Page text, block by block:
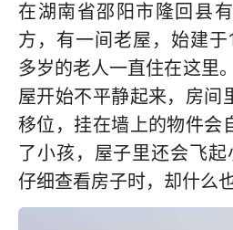
在湖南省邵阳市隆回县
方，有一间老屋，始建
多岁的老人一直住在这里
屋开始不平静起来，房间
移位，挂在墙上的物件会
了小孩，屋子里还会飞
仔细查看房子时，却什么